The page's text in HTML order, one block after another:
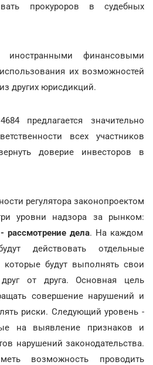
прокуроров в судебных
финансовыми
их возможностей
других юрисдикций.
предлагается значительно
всех участников
доверие инвесторов в
регулятора законопроектом
уровни надзора за рынком:
рассмотрение дела. На каждом
действовать отдельные
будут выполнять свои
от друга. Основная цель
совершение нарушений и
риски. Следующий уровень -
на выявление признаков и
нарушений законодательства.
возможность проводить